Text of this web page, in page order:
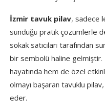
İzmir tavuk pilav, sadece
sunduğu pratik çözümlerle
sokak satıcıları tarafından
bir sembolü haline gelmiştir.
hayatında hem de özel
olmayı başaran tavuklu
eder.